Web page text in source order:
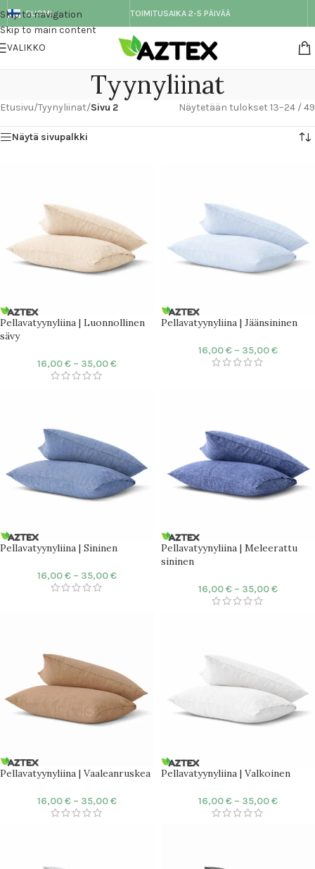
Skip to navigation
Skip to main content
SUOMI TOIMITUSAIKA 2-5 PÄIVÄÄ
VALIKKO
Tyynyliinat
Etusivu/Tyynyliinat/Sivu 2 Näytetään tulokset 13–24 / 49
Näytä sivupalkki
Pellavatyynyliina | Luonnollinen
sävy
16,00€ – 35,00€
Pellavatyynyliina | Jäänsininen
16,00€ – 35,00€
Pellavatyynyliina | Sininen
16,00€ – 35,00€
Pellavatyynyliina | Meleerattu
sininen
16,00€ – 35,00€
Pellavatyynyliina | Vaaleanruskea
16,00€ – 35,00€
Pellavatyynyliina | Valkoinen
16,00€ – 35,00€